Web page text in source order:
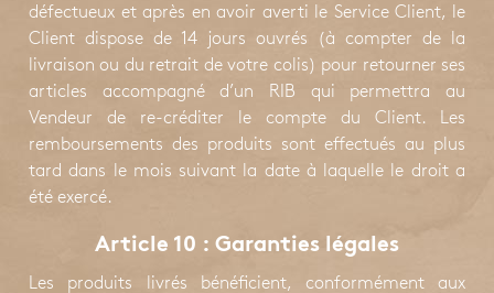
défectueux et après en avoir averti le Service Client, le
Client dispose de 14 jours ouvrés (à compter de la
livraison ou du retrait de votre colis) pour retourner ses
articles accompagné d’un RIB qui permettra au
Vendeur de re-créditer le compte du Client. Les
remboursements des produits sont effectués au plus
tard dans le mois suivant la date à laquelle le droit a
été exercé.
Article 10 : Garanties légales
Les produits livrés bénéficient, conformément aux